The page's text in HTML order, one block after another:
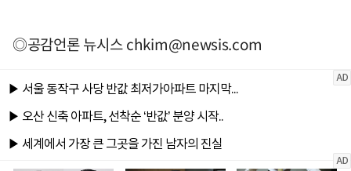
◎공감언론 뉴시스chkim@newsis.com